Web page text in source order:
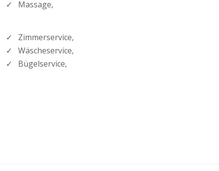
✓ Massage,
✓ Zimmerservice,
✓ Wäscheservice,
✓ Bügelservice,